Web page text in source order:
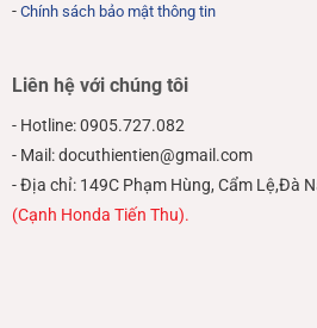
- Chính sách bảo mật thông tin
Liên hệ với chúng tôi
- Hotline: 0905.727.082
- Mail: docuthientien@gmail.com
- Địa chỉ: 149C Phạm Hùng, Cẩm Lệ,Đà
(Cạnh Honda Tiến Thu).